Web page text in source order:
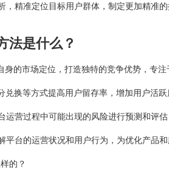
精准定位目标用户群体，制定更加精准的
法是什么？
的市场定位，打造独特的竞争优势，专
换等方式提高用户留存率，增加用户活
营过程中可能出现的风险进行预测和评
台的运营状况和用户行为，为优化产品和
的？